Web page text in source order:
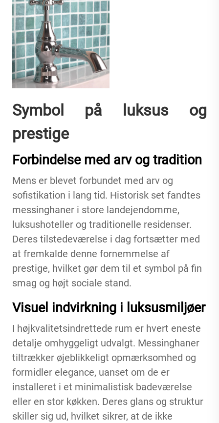
Symbol på luksus og
prestige
Forbindelse med arv og tradition
Mens er blevet forbundet med arv og
sofistikation i lang tid. Historisk set fandtes
messinghaner i store landejendomme,
luksushoteller og traditionelle residenser.
Deres tilstedeværelse i dag fortsætter med
at fremkalde denne fornemmelse af
prestige, hvilket gør dem til et symbol på fin
smag og højt sociale stand.
Visuel indvirkning i luksusmiljøer
I højkvalitetsindrettede rum er hvert eneste
detalje omhyggeligt udvalgt. Messinghaner
tiltrækker øjeblikkeligt opmærksomhed og
formidler elegance, uanset om de er
installeret i et minimalistisk badeværelse
eller en stor køkken. Deres glans og struktur
skiller sig ud, hvilket sikrer, at de ikke